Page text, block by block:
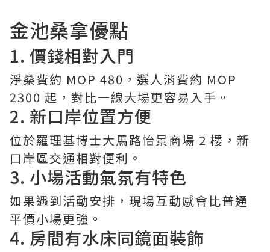
金池桑拿優點
1. 價錢相對入門
淨桑費約 MOP 480，選人消費約 MOP
2300 起，對比一線大場更容易入手。
2. 新口岸位置方便
位於羅理基博士大馬路怡景商場 2 樓，新
口岸區交通相對便利。
3. 小場活動氣氛有特色
如果遇到活動安排，現場互動感會比普通
平價小場更強。
4. 房間有水床同鏡面裝飾